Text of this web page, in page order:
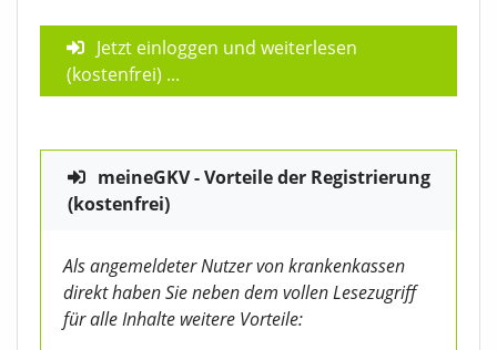
Jetzt einloggen und weiterlesen
(kostenfrei) ...
meineGKV - Vorteile der Registrierung
(kostenfrei)
Als angemeldeter Nutzer von krankenkassen
direkt haben Sie neben dem vollen Lesezugriff
für alle Inhalte weitere Vorteile: